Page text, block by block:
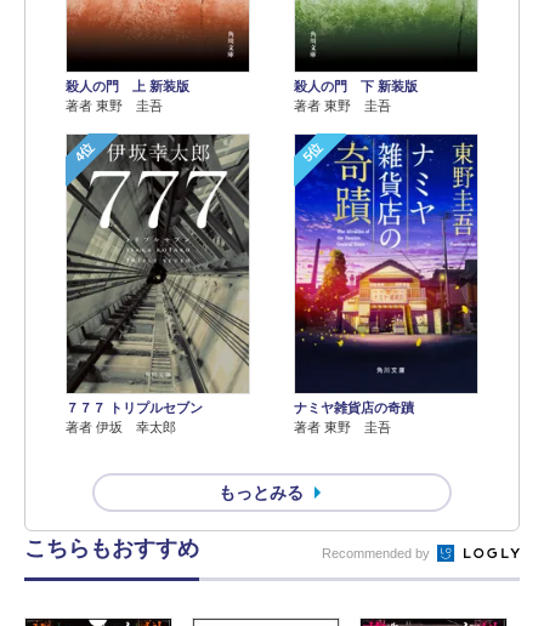
殺人の門 上 新装版
著者 東野 圭吾
殺人の門 下 新装版
著者 東野 圭吾
4位
７７７ トリプルセブン
著者 伊坂 幸太郎
5位
ナミヤ雑貨店の奇蹟
著者 東野 圭吾
もっとみる
こちらもおすすめ Recommended by